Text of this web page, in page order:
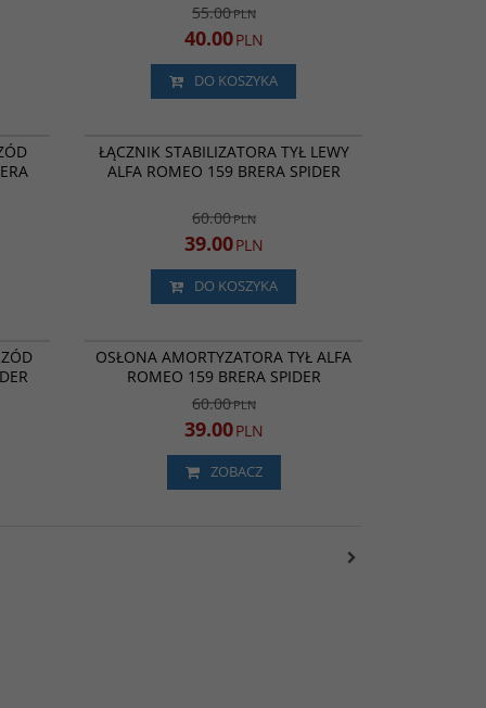
55.00PLN
40.00PLN
DO KOSZYKA
PROMOCJA
ŁĄCZNIK STABILIZATORA TYŁ LEWY
ALFA ROMEO 159 BRERA SPIDER
60.00PLN
39.00PLN
DO KOSZYKA
PROMOCJA
OSŁONA AMORTYZATORA TYŁ ALFA
ROMEO 159 BRERA SPIDER
60.00PLN
39.00PLN
ZOBACZ